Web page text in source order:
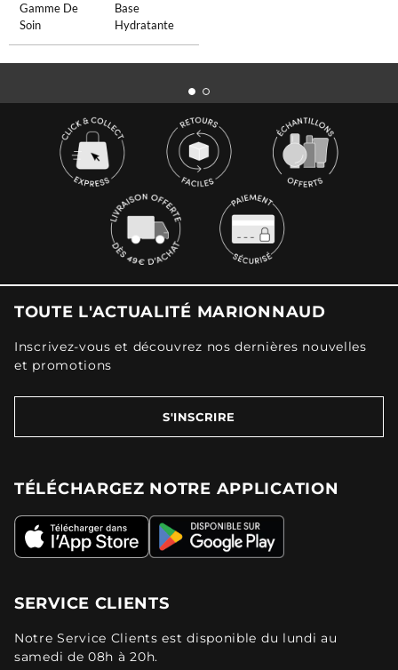
Gamme De
Soin
Base
Hydratante
TOUTE L'ACTUALITÉ MARIONNAUD
Inscrivez-vous et découvrez nos dernières nouvelles
et promotions
S'INSCRIRE
TÉLÉCHARGEZ NOTRE APPLICATION
SERVICE CLIENTS
Notre Service Clients est disponible du lundi au
samedi de 08h à 20h.